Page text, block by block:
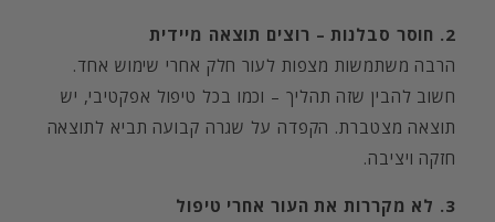
2. חוסר סבלנות – רוצים תוצאה מיידית
הרבה משתמשות מצפות לעור חלק אחרי שימוש אחד.
חשוב להבין שזה תהליך – וכמו בכל טיפול אפקטיבי, יש
תוצאה מצטברת. הקפדה על שגרה קבועה תביא לתוצאה
חזקה ויציבה.
3. לא מקררות את העור אחרי טיפול